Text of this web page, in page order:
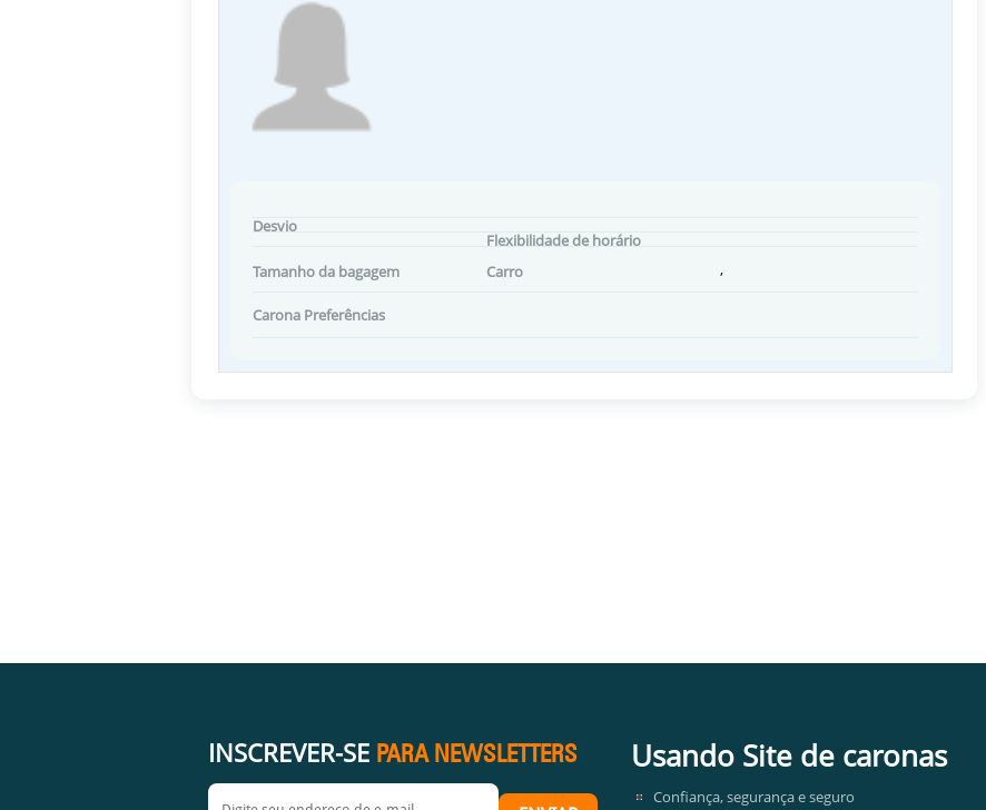
Desvio
Flexibilidade de horário
Tamanho da bagagem
Carro ,
Carona Preferências
INSCREVER-SE PARA NEWSLETTERS Usando Site de caronas
Confiança, segurança e seguro